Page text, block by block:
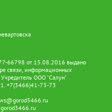
66798 от 15.08.2016 выдано
связи, информационных
ООО "Салун"
+7(3466)41-73-73